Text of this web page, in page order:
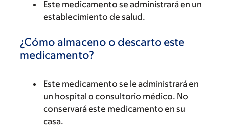
Este medicamento se administrará en un
establecimiento de salud.
¿Cómo almaceno o descarto este
medicamento?
Este medicamento se le administrará en
un hospital o consultorio médico. No
conservará este medicamento en su
casa.